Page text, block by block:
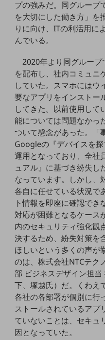
ビジネスお役立ち情報
旬な話題やお役立ち資料などDXの課題
解決するヒントをお届けする記事サイト
新着記事
お役立ち資料ダウンロード
トレンド記事特集
IT用語集
中堅中小企業向け
サービス・ソリューション
課題やニーズに合ったサービスをご紹介
中堅中小企業のビジネスをサポート！
お悩みから見つける
お悩みから見つけるTOP
ネットワーク
モバイル・音声
バックオフィス
リモート・ハイブリッドワーク
セキュリティ
その他のお悩みはこちら
業界から見つける
業界から見つけるTOP
製造業
小売・卸売業
運輸業
建設業
プの強みだ。同グループ
を大切にした働き方」を
りに向け、ITの利活用に
んでいる。
2020年より同グルー
を配布し、社内コミュニ
していた。スマホにはウ
要なアプリをインストー
してきた。以前使用して
能については問題なかっ
ついて懸念があった。「
Googleの『デバイスを
運用となっており、全社
ュアル』に基づき紛失し
なっています。しかし、
各自に任せている状況で
ト情報を即座に確認で
対応が困難となるケース
内のセキュリティ強化観
決するため、紛失対策を
ほしいという多くの声が
のは、株式会社NTCテ
部 ビジネスデザイン担
下、塚越氏）だ。くわえ
各社の各部署が個別に行
ストールされているアプ
ていないことは、セキュ
因となっていた。